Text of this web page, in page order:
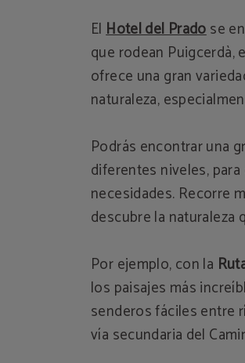
ElHotel del Pradose
que rodean Puigcerdà,
ofrece una gran
naturaleza,
Podrás encontrar una
diferentes niveles,
necesidades. Recorre
descubre la naturaleza
Por ejemplo, con la
los paisajes más
senderos fáciles entre
vía secundaria del